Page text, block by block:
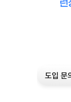
도입 문